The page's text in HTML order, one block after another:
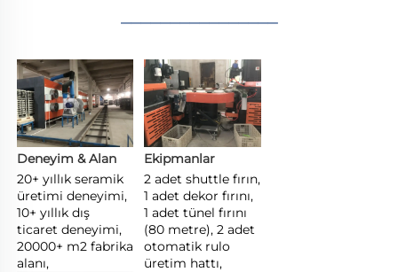
________________
Deneyim & Alan
20+ yıllık seramik
üretimi deneyimi,
10+ yıllık dış
ticaret deneyimi,
20000+ m2 fabrika
alanı,
Ekipmanlar
2 adet shuttle fırın,
1 adet dekor fırını,
1 adet tünel fırını
(80 metre), 2 adet
otomatik rulo
üretim hattı,